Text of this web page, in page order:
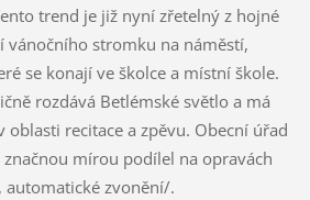
trend je již nyní zřetelný z hojné
vánočního stromku na náměstí,
se konají ve školce a místní škole.
rozdává Betlémské světlo a má
recitace a zpěvu. Obecní úřad
mírou podílel na opravách
automatické zvonění/.